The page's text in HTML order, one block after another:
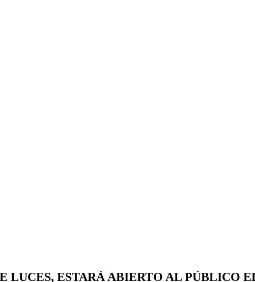
LUCES, ESTARÁ ABIERTO AL PÚBLICO